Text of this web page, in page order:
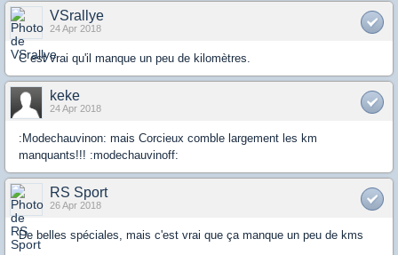
VSrallye
24 Apr 2018
C est vrai qu'il manque un peu de kilomètres.
keke
24 Apr 2018
:Modechauvinon: mais Corcieux comble largement les km
manquants!!! :modechauvinoff:
RS Sport
26 Apr 2018
De belles spéciales, mais c'est vrai que ça manque un peu de kms
....